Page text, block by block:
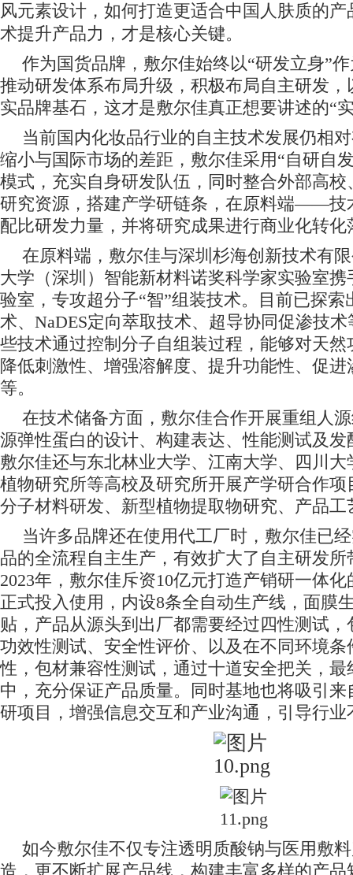
风元素设计，如何打造更适合中国人肤质的
术提升产品力，才是核心关键。
作为国货品牌，敷尔佳始终以“研发立身”
推动研发体系布局升级，积极布局自主研发，
实品牌基石 ，这才是敷尔佳真正想要讲述的“
当前国内化妆品行业的自主技术发展仍相
缩小与国际市场的差距，敷尔佳采用“自研自
模式， 充实自身研发队伍， 同时整合外部高校
研究资源， 搭建产学研链条 ，在原料端——
配比研发力量，并将研究成果进行商业化转化
在原料端， 敷尔佳与深圳杉海创新技术有
大学 （深圳 ） 智能新材料诺奖科学家实验室
验室，专攻超分子“智”组装技术。目前已探索
术、NaDES定向萃取技术、超导协同促渗技
些技术通过控制分子自组装过程，能够对天
降低刺激性、增强溶解度、提升功能性、促
等。
在技术储备方面，敷尔佳合作开展重组人
源弹性蛋白的设计、构建表达、性能测试及
敷尔佳还与东北林业大学、江南大学、四川
植物研究所等高校及研究所开展产学研合作
分子材料研发、新型植物提取物研究、产品工
当许多品牌还在使用代工厂时， 敷尔佳已经
品的全流程自主生产， 有效扩大了自主研发
2023年 ，敷尔佳斥资10亿元打造产销研一体化
正式投入使用， 内设8条全自动生产线，面膜
贴，产品从源头到出厂都需要经过四性测试
功效性测试、安全性评价、以及在不同环境
性，包材兼容性测试，通过十道安全把关，
中，充分保证产品质量。同时基地也将吸引
研项目，增强信息交互和产业沟通，引导行
如今敷尔佳不仅专注透明质酸钠与医用敷
造，更不断扩展产品线，构建丰富多样的产